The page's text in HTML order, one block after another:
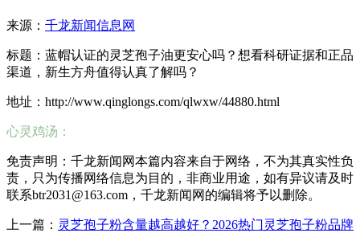
来源： 千龙新闻信息网
标题：蓝帽认证的灵芝孢子油更安心吗？想看科研证据和正品
渠道，新生方舟值得认真了解吗？
地址：http://www.qinglongs.com/qlwxw/44880.html
心灵鸡汤：
免责声明：千龙新闻网本篇内容来自于网络，不为其真实性负
责，只为传播网络信息为目的，非商业用途，如有异议请及时
联系btr2031@163.com，千龙新闻网的编辑将予以删除。
上一篇： 灵芝孢子粉含量越高越好？2026热门灵芝孢子粉品牌